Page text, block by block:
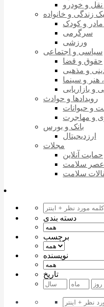
و خودرو
زندگی و خانواده
مادر و کودک
سرگرمی
ورزشی
سیاسی و اجتماعی
حقوق و قضا
و مذهبی
هنر و سینما
و بازاریابی
رویدادها و حوادث
و حیوانات
و مهاجرت
بانک و بورس
ارزدیجیتال
مجلات
حمایت آنلاین
عصر سلامت
سلامت
دسته بندی
برچسب
نویسنده
تاریخ